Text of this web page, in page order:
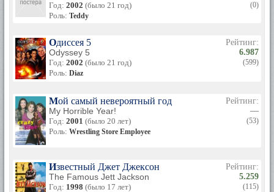
Год: 2002 (было 21 год)
Роль: Teddy
(0)
Одиссея 5
Odyssey 5
Год: 2002 (было 21 год)
Роль: Diaz
Рейтинг:
6.987
(599)
Мой самый невероятный год
My Horrible Year!
Год: 2001 (было 20 лет)
Роль: Wrestling Store Employee
Рейтинг:
—
(53)
Известный Джет Джексон
The Famous Jett Jackson
Год: 1998 (было 17 лет)
Рейтинг:
5.259
(115)